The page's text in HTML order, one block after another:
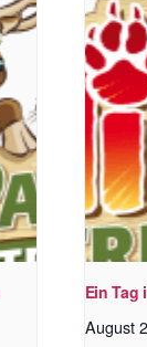
Ein Tag
August